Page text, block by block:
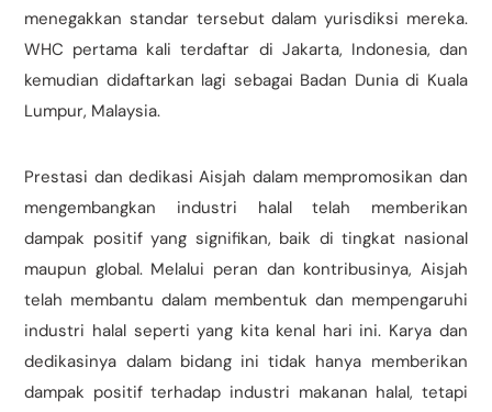
menegakkan standar tersebut dalam yurisdiksi mereka.
WHC pertama kali terdaftar di Jakarta, Indonesia, dan
kemudian didaftarkan lagi sebagai Badan Dunia di Kuala
Lumpur, Malaysia.
Prestasi dan dedikasi Aisjah dalam mempromosikan dan
mengembangkan industri halal telah memberikan
dampak positif yang signifikan, baik di tingkat nasional
maupun global. Melalui peran dan kontribusinya, Aisjah
telah membantu dalam membentuk dan mempengaruhi
industri halal seperti yang kita kenal hari ini. Karya dan
dedikasinya dalam bidang ini tidak hanya memberikan
dampak positif terhadap industri makanan halal, tetapi